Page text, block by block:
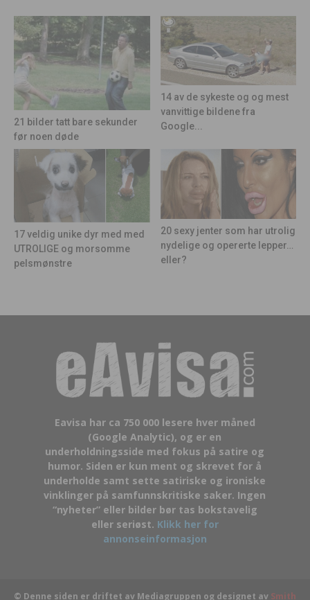
21 bilder tatt bare sekunder
før noen døde
14 av de sykeste og og mest
vanvittige bildene fra
Google...
17 veldig unike dyr med med
UTROLIGE og morsomme
pelsmønstre
20 sexy jenter som har utrolig
nydelige og opererte lepper…
eller?
Eavisa har ca 750 000 lesere hver måned
(Google Analytic), og er en
underholdningsside med fokus på satire og
humor. Siden er kun ment og skrevet for å
underholde samt sette satiriske og ironiske
vinklinger på samfunnskritiske saker. Ingen
“nyheter” eller bilder bør tas bokstavelig
eller seriøst. Klikk her for
annonseinformasjon
© Denne siden er driftet av Mediagruppen og designet av Smith